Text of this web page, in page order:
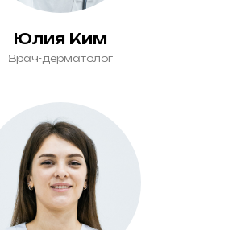
Юлия Ким
Врач-дерматолог